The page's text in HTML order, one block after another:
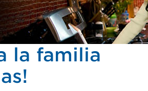
la familia